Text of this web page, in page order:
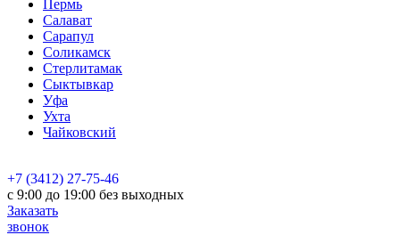
Пермь
Салават
Сарапул
Соликамск
Стерлитамак
Сыктывкар
Уфа
Ухта
Чайковский
+7 (3412) 27-75-46
c 9:00 до 19:00 без выходных
Заказать
звонок